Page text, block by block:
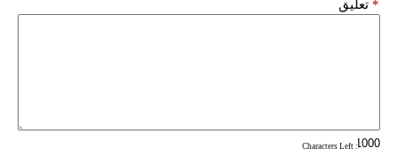
تعليق *
: Characters Left